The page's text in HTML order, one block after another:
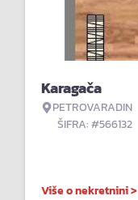
Karagača
PETROVARADIN
ŠIFRA: #566132
Više o nekretnini >